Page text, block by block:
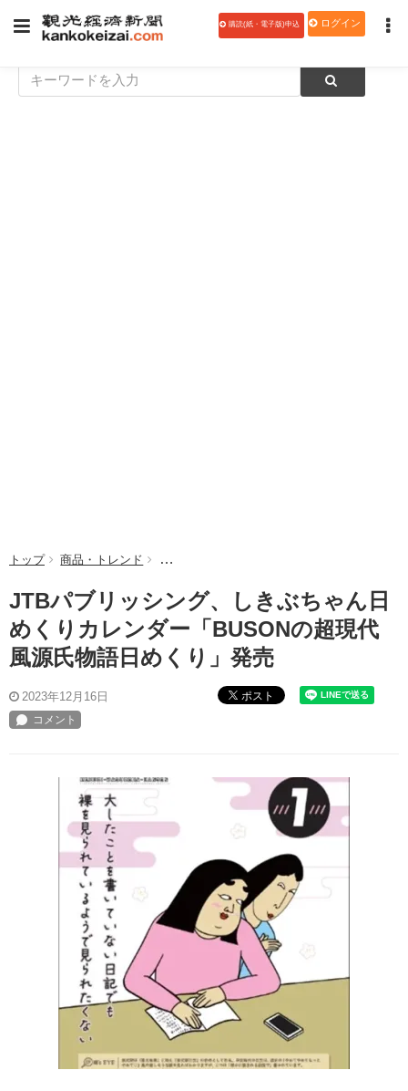
購読(紙・電子版)申込 ログイン
トップ 商品・トレンド JTBパブリッシング、しきぶちゃん日めくり
JTBパブリッシング、しきぶちゃん日
めくりカレンダー「BUSONの超現代
風源氏物語日めくり」発売
2023年12月16日 ポスト